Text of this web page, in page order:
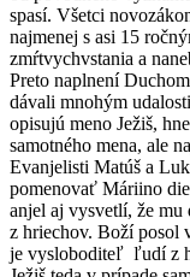
spasí. Všetci
najmenej s asi 15
zmŕtvychvstania a
Preto naplnení
dávali mnohým
opisujú meno Ježiš,
samotného mena, ale
Evanjelisti Matúš a
pomenovať Máriino
anjel aj vysvetlí, že mu
z hriechov. Boží posol
je vysloboditeľ ľudí z